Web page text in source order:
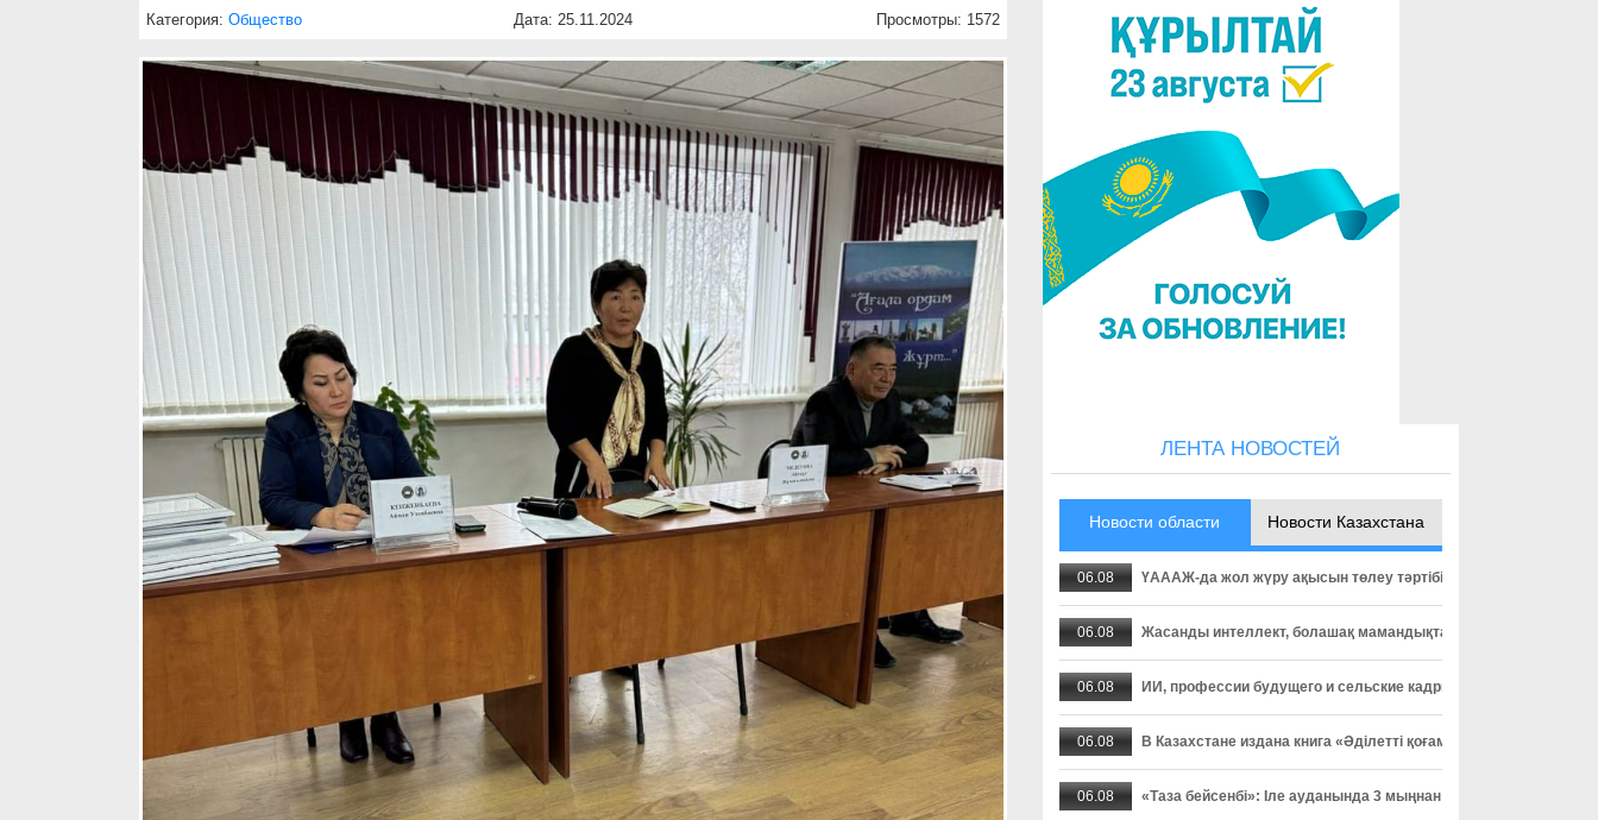
Категория: Общество Дата: 25.11.2024 Просмотры: 1572
ЛЕНТА НОВОСТЕЙ
Новости области Новости Казахстана
06.08 ҮАААЖ-да жол жүру ақысын төлеу тәртібі өзгерді: төлемді
06.08 Жасанды интеллект, болашақ мамандықтар және ауылдағы
06.08 ИИ, профессии будущего и сельские кадры - о чем спорили
06.08 В Казахстане издана книга «Әділетті қоғамға шыншыл сөз»,
06.08 «Таза бейсенбі»: Іле ауданында 3 мыңнан астам адам